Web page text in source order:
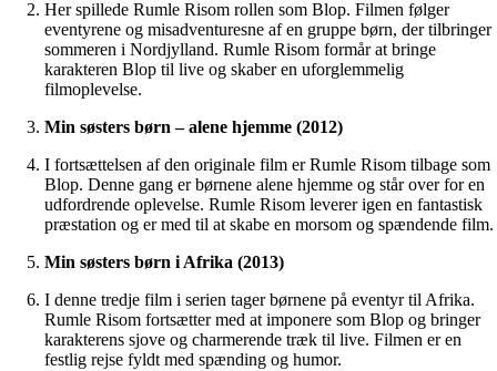
Her spillede Rumle Risom rollen som Blop. Filmen følger
eventyrene og misadventuresne af en gruppe børn, der tilbringer
sommeren i Nordjylland. Rumle Risom formår at bringe
karakteren Blop til live og skaber en uforglemmelig
filmoplevelse.
Min søsters børn – alene hjemme (2012)
I fortsættelsen af den originale film er Rumle Risom tilbage som
Blop. Denne gang er børnene alene hjemme og står over for en
udfordrende oplevelse. Rumle Risom leverer igen en fantastisk
præstation og er med til at skabe en morsom og spændende film.
Min søsters børn i Afrika (2013)
I denne tredje film i serien tager børnene på eventyr til Afrika.
Rumle Risom fortsætter med at imponere som Blop og bringer
karakterens sjove og charmerende træk til live. Filmen er en
festlig rejse fyldt med spænding og humor.